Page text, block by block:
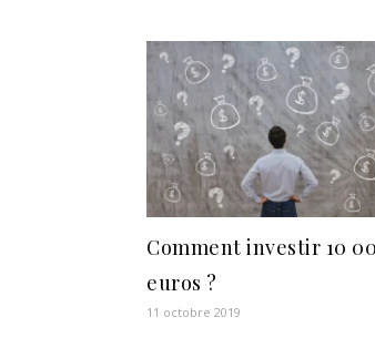
Comment investir 10
euros ?
11 octobre 2019